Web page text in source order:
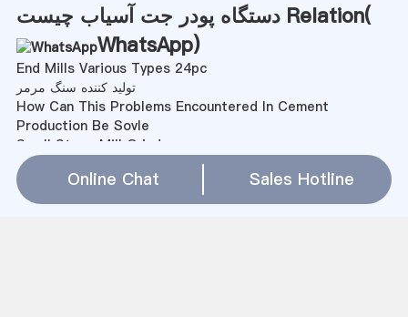
دستگاه پودر جت آسیاب چیست Relation(
WhatsApp)
End Mills Various Types 24pc
تولید کننده سنگ مرمر
How Can This Problems Encountered In Cement
Production Be Sovle
Small Stone Mill Grinder
Vientiane Laos Southeast Asia low price granite mining
equipment price
Shixper Liners Raw Mill Uk
Online Chat Sales Hotline